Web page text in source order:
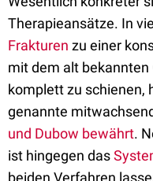
Therapieansätze. In
Frakturen zu einer
mit dem alt bekannten
komplett zu schienen,
genannte
und Dubow bewährt.
ist hingegen das
beiden Verfahren